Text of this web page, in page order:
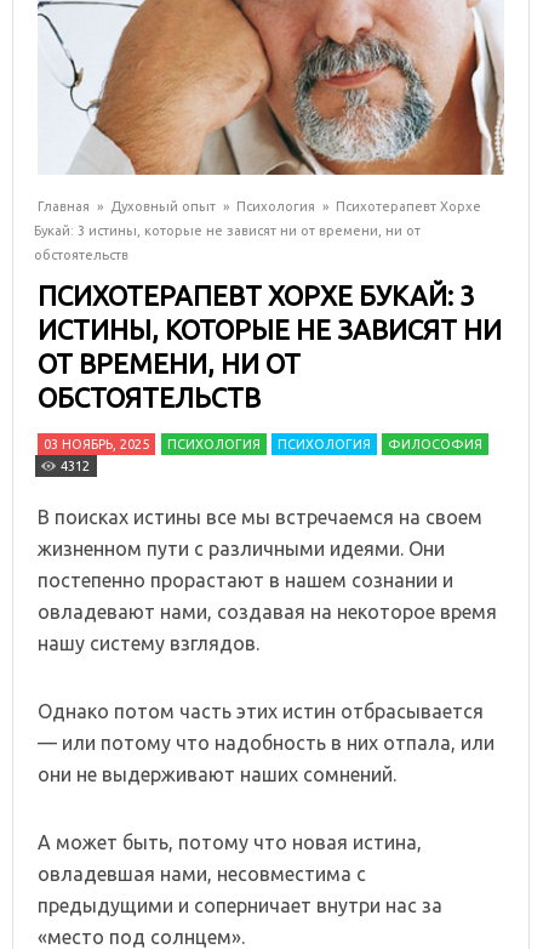
Главная » Духовный опыт » Психология » Психотерапевт Хорхе
Букай: 3 истины, которые не зависят ни от времени, ни от
обстоятельств
ПСИХОТЕРАПЕВТ ХОРХЕ БУКАЙ: 3
ИСТИНЫ, КОТОРЫЕ НЕ ЗАВИСЯТ НИ
ОТ ВРЕМЕНИ, НИ ОТ
ОБСТОЯТЕЛЬСТВ
03 НОЯБРЬ, 2025 ПСИХОЛОГИЯ ПСИХОЛОГИЯ
ФИЛОСОФИЯ
4312
В поисках истины все мы встречаемся на своем
жизненном пути с различными идеями. Они
постепенно прорастают в нашем сознании и
овладевают нами, создавая на некоторое время
нашу систему взглядов.
Однако потом часть этих истин отбрасывается
— или потому что надобность в них отпала, или
они не выдерживают наших сомнений.
А может быть, потому что новая истина,
овладевшая нами, несовместима с
предыдущими и соперничает внутри нас за
«место под солнцем».